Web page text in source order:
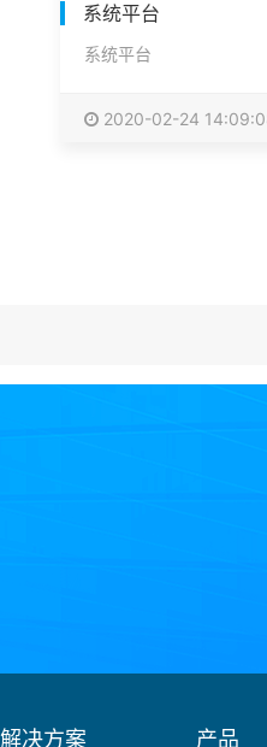
系统平台
系统平台
2020-02-24
解决方案 产品